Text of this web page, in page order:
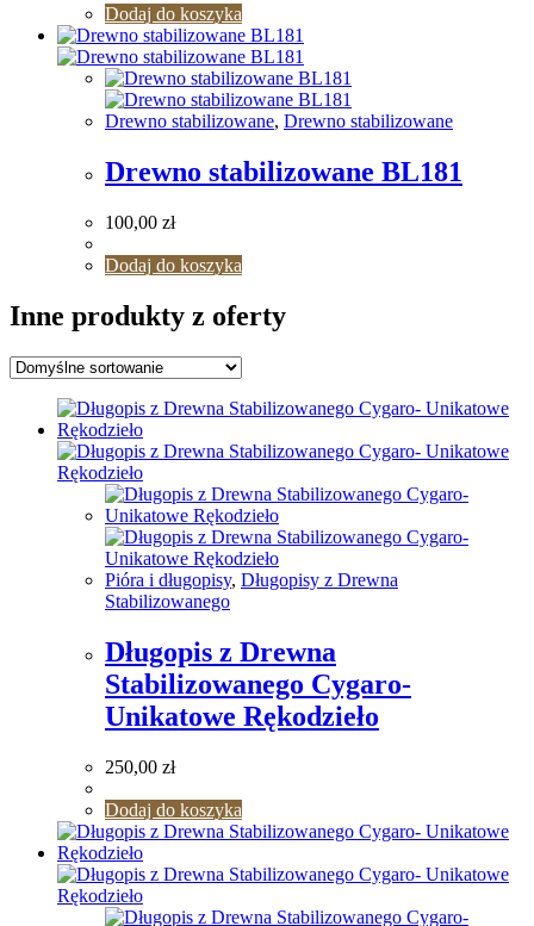
Dodaj do koszyka
Drewno stabilizowane, Drewno stabilizowane
Drewno stabilizowane BL181
100,00 zł
Dodaj do koszyka
Inne produkty z oferty
Pióra i długopisy, Długopisy z Drewna
Stabilizowanego
Długopis z Drewna
Stabilizowanego Cygaro-
Unikatowe Rękodzieło
250,00 zł
Dodaj do koszyka